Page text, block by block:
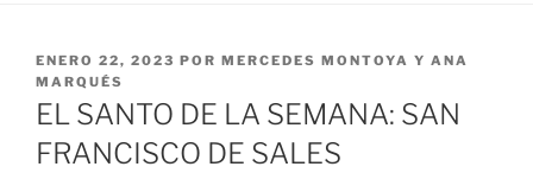
ENERO 22, 2023 POR MERCEDES MONTOYA Y ANA
MARQUÉS
EL SANTO DE LA SEMANA: SAN
FRANCISCO DE SALES